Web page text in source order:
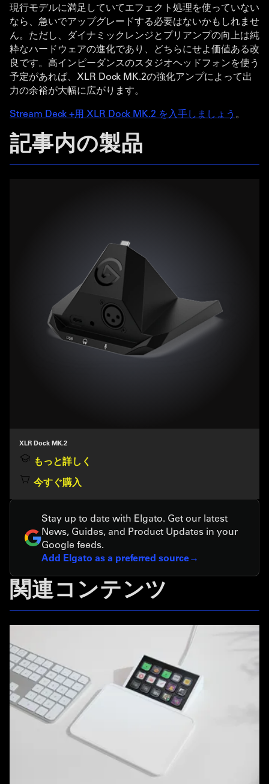
現行モデルに満足していてエフェクト処理を使っていない
なら、急いでアップグレードする必要はないかもしれませ
ん。ただし、ダイナミックレンジとプリアンプの向上は純
粋なハードウェアの進化であり、どちらにせよ価値ある改
良です。高インピーダンスのスタジオヘッドフォンを使う
予定があれば、XLR Dock MK.2の強化アンプによって出
力の余裕が大幅に広がります。
Stream Deck +用 XLR Dock MK.2 を入手しましょう 。
記事内の製品
XLR Dock MK.2
もっと詳しく
今すぐ購入
Stay up to date with Elgato. Get our latest
News, Guides, and Product Updates in your
Google feeds.
Add Elgato as a preferred source
関連コンテンツ